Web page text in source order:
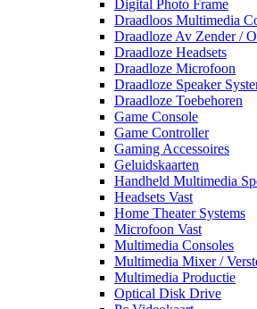
Digital Photo Frame
Draadloos Multimedia
Draadloze Av Zender /
Draadloze Headsets
Draadloze Microfoon
Draadloze Speaker
Draadloze Toebehoren
Game Console
Game Controller
Gaming Accessoires
Geluidskaarten
Handheld Multimedia
Headsets Vast
Home Theater Systems
Microfoon Vast
Multimedia Consoles
Multimedia Mixer /
Multimedia Productie
Optical Disk Drive